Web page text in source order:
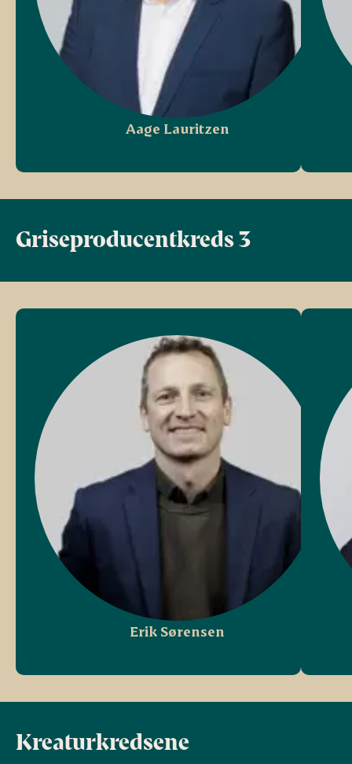
Aage Lauritzen
Griseproducentkreds 3
Erik Sørensen
Kreaturkredsene